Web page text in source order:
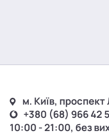
м. Київ,
+380 (68) 966 42
10:00 - 21:00, без